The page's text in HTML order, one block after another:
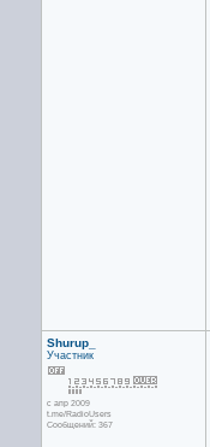
Shurup_
Участник
с апр 2009
t.me/RadioUsers
Сообщений: 367